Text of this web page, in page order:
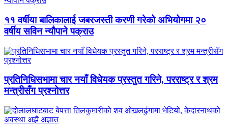
११ वर्षीया बालिकालाई जबरजस्ती करणी गरेको अभियोगमा २०
वर्षीय सविन न्यौपाने पक्राउ
प्रतिनिधिसभामा चार नयाँ विधेयक प्रस्तुत गरिने, परराष्ट्र र श्रम
मन्त्रीसँग प्रश्नोत्तर